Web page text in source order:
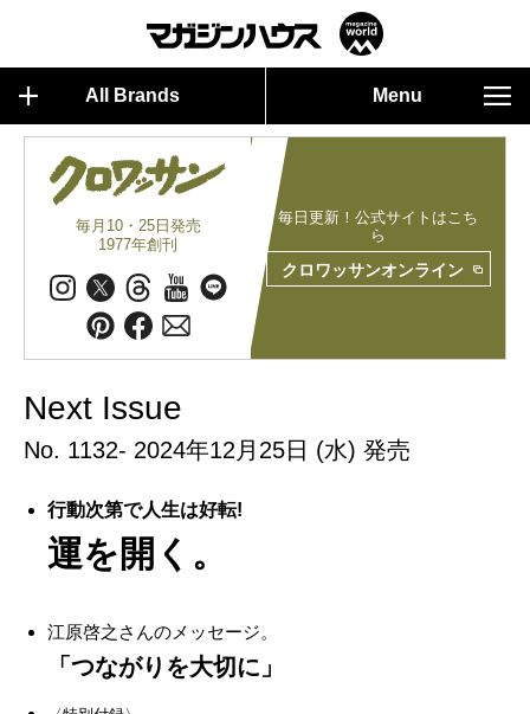
All Brands Menu
毎月10・25日発売
1977年創刊
毎日更新！公式サイトはこち
ら
クロワッサンオンライン
Next Issue
No. 1132- 2024年12月25日 (水) 発売
行動次第で人生は好転!
運を開く。
江原啓之さんのメッセージ。
「つながりを大切に」